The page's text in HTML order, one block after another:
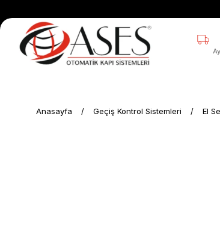
Anasayfa Geçiş Kontrol Sistemleri El